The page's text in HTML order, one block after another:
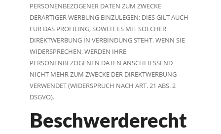
PERSONENBEZOGENER DATEN ZUM ZWECKE
DERARTIGER WERBUNG EINZULEGEN; DIES GILT AUCH
FÜR DAS PROFILING, SOWEIT ES MIT SOLCHER
DIREKTWERBUNG IN VERBINDUNG STEHT. WENN SIE
WIDERSPRECHEN, WERDEN IHRE
PERSONENBEZOGENEN DATEN ANSCHLIESSEND
NICHT MEHR ZUM ZWECKE DER DIREKTWERBUNG
VERWENDET (WIDERSPRUCH NACH ART. 21 ABS. 2
DSGVO).
Beschwerde­recht